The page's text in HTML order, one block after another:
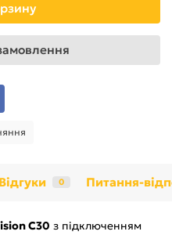
Відгуки 0 Питання-
C30 з підключенням